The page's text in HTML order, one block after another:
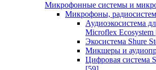
Микрофонные системы и
Микрофоны,
Аудиоэкосистема
Microflex Ecosystem
Экосистема Shure
Микшеры и
Цифровая система